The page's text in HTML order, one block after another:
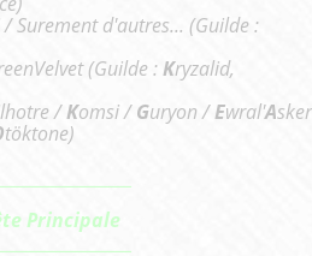
/ Surement d'autres... (Guilde :
(Guilde : Kryzalid,
lhotre /Komsi /Guryon /Ewral'Asker
töktone)
Principale